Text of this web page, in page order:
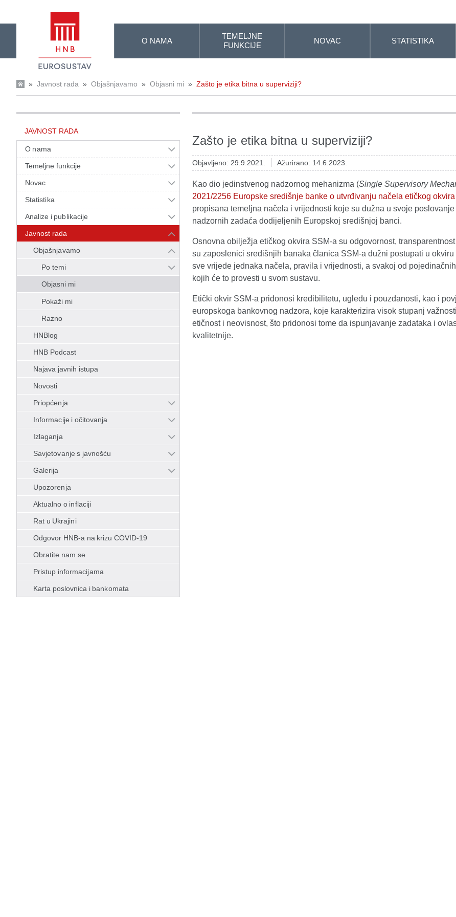
O NAMA
TEMELJNE
FUNKCIJE
NOVAC STATISTIKA
» Javnost rada » Objašnjavamo » Objasni mi » Zašto je etika bitna u superviziji?
JAVNOST RADA
O nama
Temeljne funkcije
Novac
Statistika
Analize i publikacije
Javnost rada
Objašnjavamo
Po temi
Objasni mi
Pokaži mi
Razno
HNBlog
HNB Podcast
Najava javnih istupa
Novosti
Priopćenja
Informacije i očitovanja
Izlaganja
Savjetovanje s javnošću
Galerija
Upozorenja
Aktualno o inflaciji
Rat u Ukrajini
Odgovor HNB-a na krizu COVID-19
Obratite nam se
Pristup informacijama
Karta poslovnica i bankomata
Zašto je etika bitna u superviziji?
Objavljeno: 29.9.2021. Ažurirano: 14.6.2023.
Kao dio jedinstvenog nadzornog mehanizma (Single Supervisory
2021/2256 Europske središnje banke o utvrđivanju načela etičkog
propisana temeljna načela i vrijednosti koje su dužna u svoje
nadzornih zadaća dodijeljenih Europskoj središnjoj banci.
Osnovna obilježja etičkog okvira SSM-a su odgovornost,
su zaposlenici središnjih banaka članica SSM-a dužni postupati u
sve vrijede jednaka načela, pravila i vrijednosti, a svakoj od
kojih će to provesti u svom sustavu.
Etički okvir SSM-a pridonosi kredibilitetu, ugledu i pouzdanosti, kao i
europskoga bankovnog nadzora, koje karakterizira visok stupanj
etičnost i neovisnost, što pridonosi tome da ispunjavanje zadataka i
kvalitetnije.